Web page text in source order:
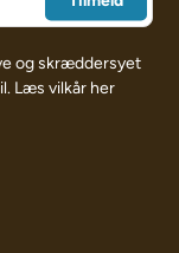
og skræddersyet
Læs vilkår her